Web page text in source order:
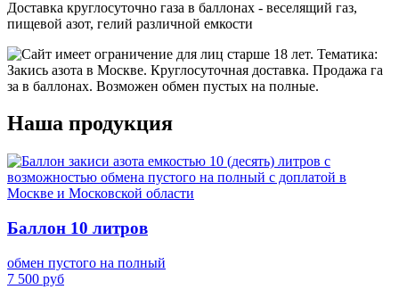
Наша продукция
Баллон 10 литров
обмен пустого на полный
7 500 руб